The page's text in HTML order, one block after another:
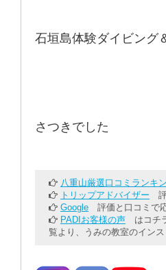
石垣島体験ダイビン
さつきでした
八重山厳選口コミランキ
トリップアドバイザー 評
Google 評価と口コミで
PADIお客様の声 はコチ
覧より、うみの教室のイン